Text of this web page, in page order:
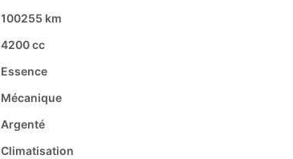
100255 km
4200 cc
Essence
Mécanique
Argenté
Climatisation